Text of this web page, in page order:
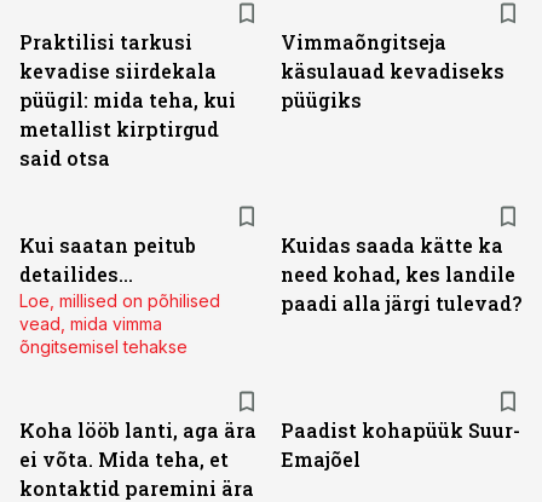
Praktilisi tarkusi
kevadise siirdekala
püügil: mida teha, kui
metallist kirptirgud
said otsa
Vimmaõngitseja
käsulauad kevadiseks
püügiks
Kui saatan peitub
detailides...
Loe, millised on põhilised
vead, mida vimma
õngitsemisel tehakse
Kuidas saada kätte ka
need kohad, kes landile
paadi alla järgi tulevad?
Koha lööb lanti, aga ära
ei võta. Mida teha, et
kontaktid paremini ära
Paadist kohapüük Suur-
Emajõel